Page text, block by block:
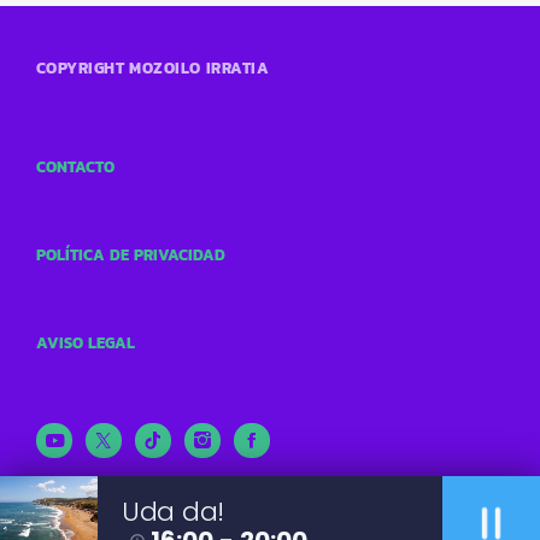
Uda da! pause
COPYRIGHT MOZOILO IRRATIA
CONTACTO
POLÍTICA DE PRIVACIDAD
AVISO LEGAL